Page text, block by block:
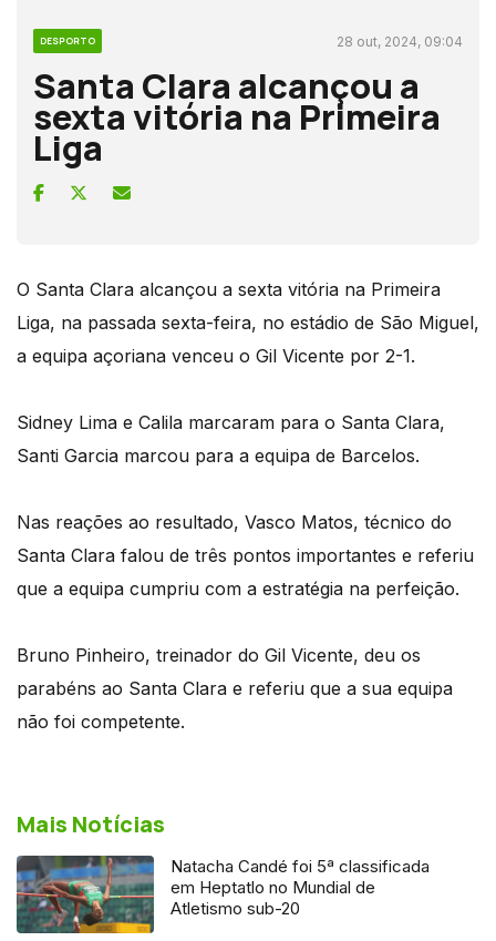
DESPORTO 28 out, 2024, 09:04
Santa Clara alcançou a
sexta vitória na Primeira
Liga
O Santa Clara alcançou a sexta vitória na Primeira
Liga, na passada sexta-feira, no estádio de São Miguel,
a equipa açoriana venceu o Gil Vicente por 2-1.
Sidney Lima e Calila marcaram para o Santa Clara,
Santi Garcia marcou para a equipa de Barcelos.
Nas reações ao resultado, Vasco Matos, técnico do
Santa Clara falou de três pontos importantes e referiu
que a equipa cumpriu com a estratégia na perfeição.
Bruno Pinheiro, treinador do Gil Vicente, deu os
parabéns ao Santa Clara e referiu que a sua equipa
não foi competente.
Mais Notícias
Natacha Candé foi 5ª classificada
em Heptatlo no Mundial de
Atletismo sub-20